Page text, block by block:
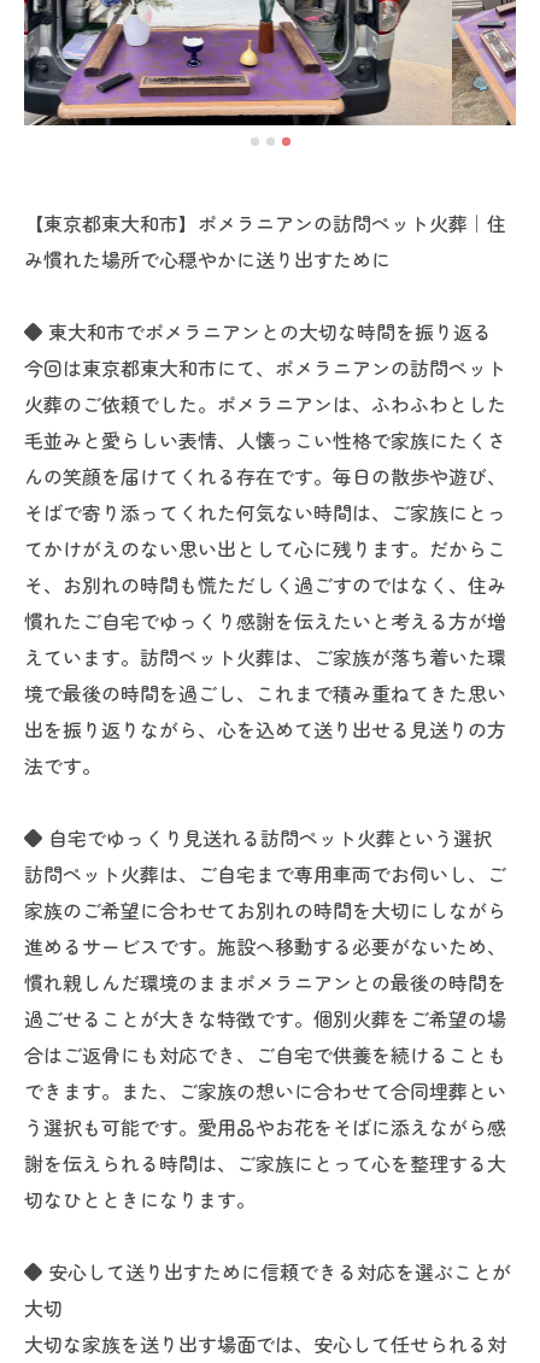
【東京都東大和市】ポメラニアンの訪問ペット火葬｜住
み慣れた場所で心穏やかに送り出すために
◆ 東大和市でポメラニアンとの大切な時間を振り返る
今回は東京都東大和市にて、ポメラニアンの訪問ペット
火葬のご依頼でした。ポメラニアンは、ふわふわとした
毛並みと愛らしい表情、人懐っこい性格で家族にたくさ
んの笑顔を届けてくれる存在です。毎日の散歩や遊び、
そばで寄り添ってくれた何気ない時間は、ご家族にとっ
てかけがえのない思い出として心に残ります。だからこ
そ、お別れの時間も慌ただしく過ごすのではなく、住み
慣れたご自宅でゆっくり感謝を伝えたいと考える方が増
えています。訪問ペット火葬は、ご家族が落ち着いた環
境で最後の時間を過ごし、これまで積み重ねてきた思い
出を振り返りながら、心を込めて送り出せる見送りの方
法です。
◆ 自宅でゆっくり見送れる訪問ペット火葬という選択
訪問ペット火葬は、ご自宅まで専用車両でお伺いし、ご
家族のご希望に合わせてお別れの時間を大切にしながら
進めるサービスです。施設へ移動する必要がないため、
慣れ親しんだ環境のままポメラニアンとの最後の時間を
過ごせることが大きな特徴です。個別火葬をご希望の場
合はご返骨にも対応でき、ご自宅で供養を続けることも
できます。また、ご家族の想いに合わせて合同埋葬とい
う選択も可能です。愛用品やお花をそばに添えながら感
謝を伝えられる時間は、ご家族にとって心を整理する大
切なひとときになります。
◆ 安心して送り出すために信頼できる対応を選ぶことが
大切
大切な家族を送り出す場面では、安心して任せられる対